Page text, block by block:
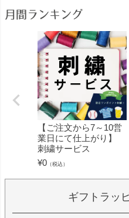
月間ランキング
【ご注文から7～10営
業日にて仕上がり】
刺繍サービス
¥0 （税込）
ギフトラッ